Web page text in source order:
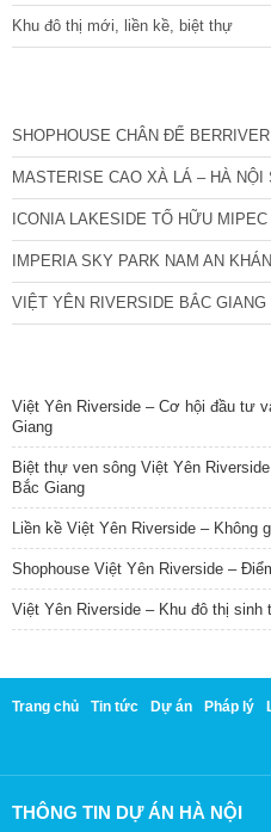
Khu đô thị mới, liền kề, biệt thự
SHOPHOUSE CHÂN ĐẾ
MASTERISE CAO XÀ LÁ – HÀ NỘI
ICONIA LAKESIDE TỐ HỮU MIPEC
IMPERIA SKY PARK NAM AN
VIỆT YÊN RIVERSIDE BẮC GIANG
Việt Yên Riverside – Cơ hội đầu tư
Giang
Biệt thự ven sông Việt Yên
Bắc Giang
Liền kề Việt Yên Riverside – Không
Shophouse Việt Yên Riverside –
Việt Yên Riverside – Khu đô thị
Trang chủ Tin tức Dự án Pháp lý
THÔNG TIN DỰ ÁN HÀ NỘI